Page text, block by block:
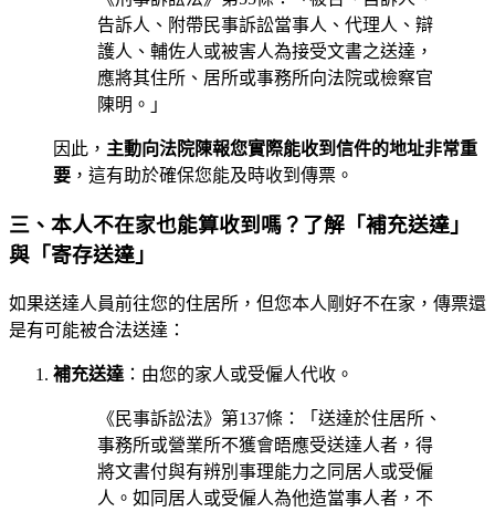
告訴人、附帶民事訴訟當事人、代理人、辯
護人、輔佐人或被害人為接受文書之送達，
應將其住所、居所或事務所向法院或檢察官
陳明。」
因此， 主動向法院陳報您實際能收到信件的地址非常重
要 ，這有助於確保您能及時收到傳票。
三、本人不在家也能算收到嗎？了解「補充送達」
與「寄存送達」
如果送達人員前往您的住居所，但您本人剛好不在家，傳票還
是有可能被合法送達：
補充送達 ：由您的家人或受僱人代收。
《民事訴訟法》第137條：「送達於住居所、
事務所或營業所不獲會晤應受送達人者，得
將文書付與有辨別事理能力之同居人或受僱
人。如同居人或受僱人為他造當事人者，不